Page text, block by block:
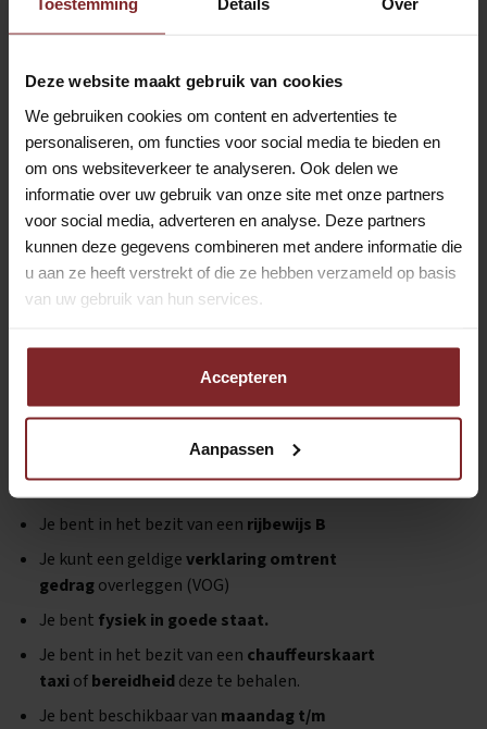
Deze website maakt gebruik van cookies
We gebruiken cookies om content en advertenties te
personaliseren, om functies voor social media te bieden en
om ons websiteverkeer te analyseren. Ook delen we
informatie over uw gebruik van onze site met onze partners
voor social media, adverteren en analyse. Deze partners
kunnen deze gegevens combineren met andere informatie die
u aan ze heeft verstrekt of die ze hebben verzameld op basis
van uw gebruik van hun services.
Accepteren
Aanpassen
In de regio Wijk bij Duurstede.
Werk je zelfstandig?
Ja, maar je hebt onderweg veel contact met
passagiers.
Is dit werk geschikt voor AOW'ers?
Jazeker, dit is een parttime baan waar je een
belangrijke maatschappelijke functie hebt. Je werkt
Functie-eisen Chauffeur groeps- en
leerlingenvervoer in Wijk bij Duurstede
Je bent in het bezit van een rijbewijs B
Je kunt een geldigeverklaring omtrent
gedragoverleggen (VOG)
Je bent fysiek in goede staat.
Je bent in het bezit van een chauffeurskaart
taxi ofbereidheid deze te behalen.
Je bent beschikbaar van maandag t/m